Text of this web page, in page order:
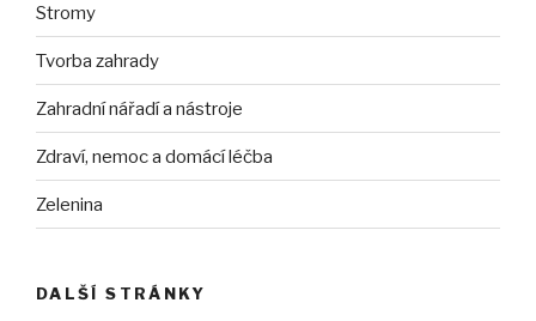
Stromy
Tvorba zahrady
Zahradní nářadí a nástroje
Zdraví, nemoc a domácí léčba
Zelenina
DALŠÍ STRÁNKY